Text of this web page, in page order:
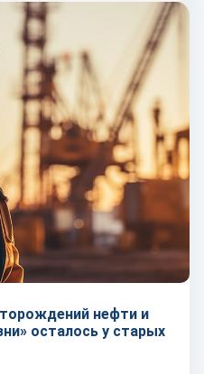
нефти и
осталось у старых